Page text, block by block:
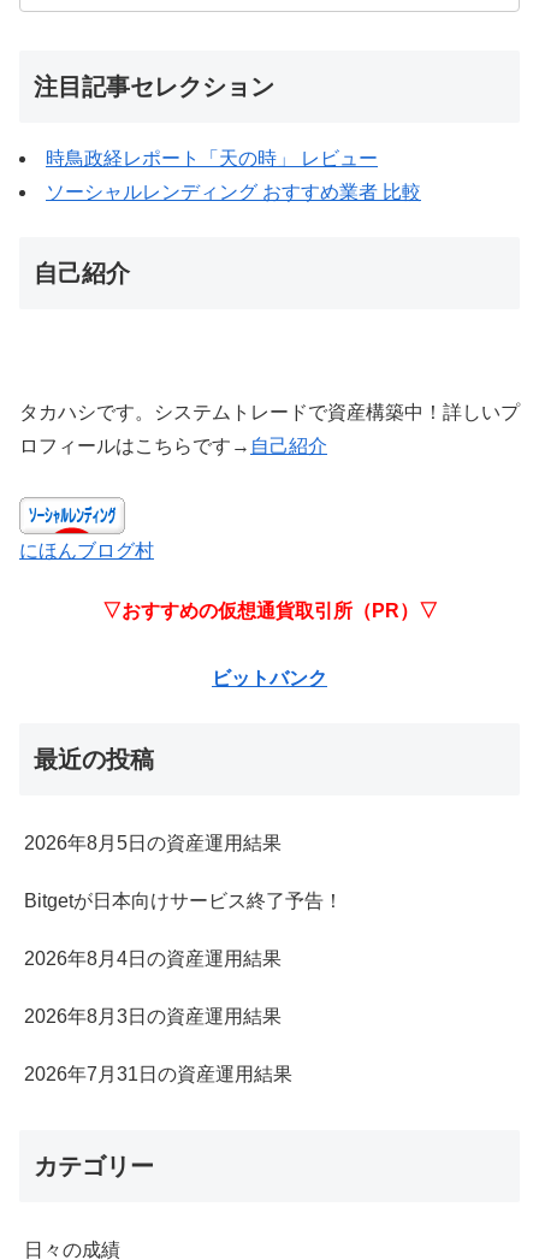
注目記事セレクション
時鳥政経レポート「天の時」 レビュー
ソーシャルレンディング おすすめ業者 比較
自己紹介
タカハシです。システムトレードで資産構築中！詳しいプ
ロフィールはこちらです→ 自己紹介
にほんブログ村
▽おすすめの仮想通貨取引所（PR）▽
ビットバンク
最近の投稿
2026年8月5日の資産運用結果
Bitgetが日本向けサービス終了予告！
2026年8月4日の資産運用結果
2026年8月3日の資産運用結果
2026年7月31日の資産運用結果
カテゴリー
日々の成績